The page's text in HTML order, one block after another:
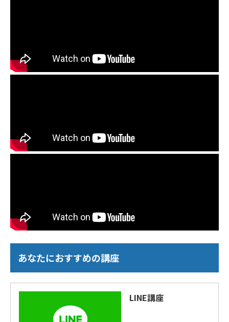
あなたにおすすめの講座
LINE講座